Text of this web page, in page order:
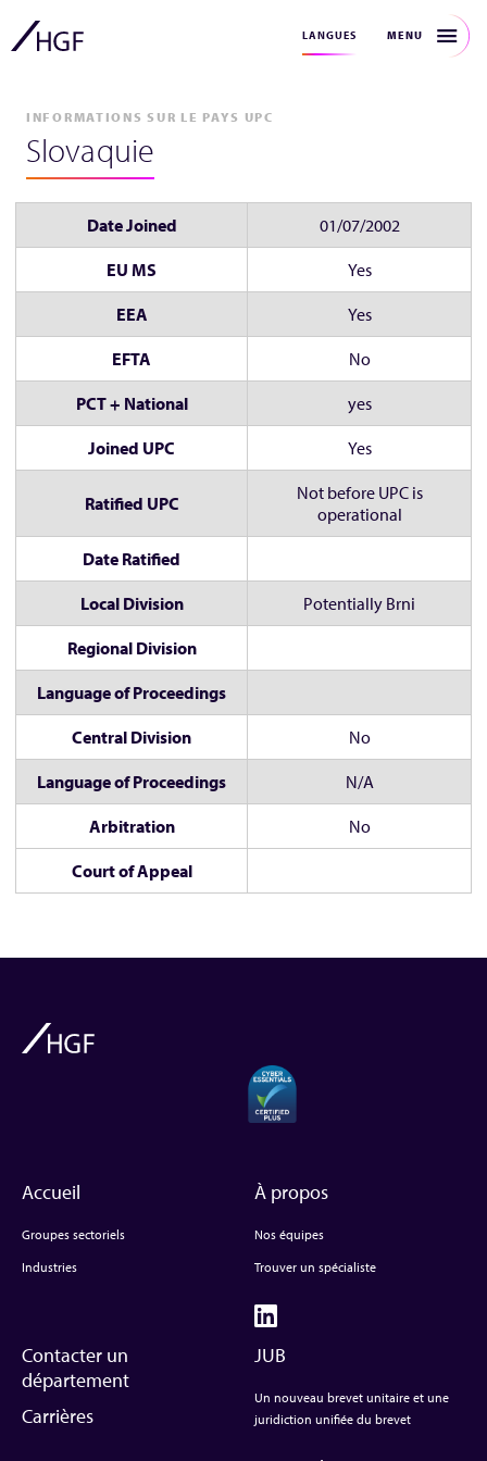
LANGUES MENU
INFORMATIONS SUR LE PAYS UPC
Slovaquie
Date Joined 01/07/2002
EU MS Yes
EEA Yes
EFTA No
PCT + National yes
Joined UPC Yes
Ratified UPC
Not before UPC is
operational
Date Ratified
Local Division Potentially Brni
Regional Division
Language of Proceedings
Central Division No
Language of Proceedings N/A
Arbitration No
Court of Appeal
Accueil
Groupes sectoriels
Industries
À propos
Nos équipes
Trouver un spécialiste
Contacter un
département
Carrières
JUB
Un nouveau brevet unitaire et une
juridiction unifiée du brevet